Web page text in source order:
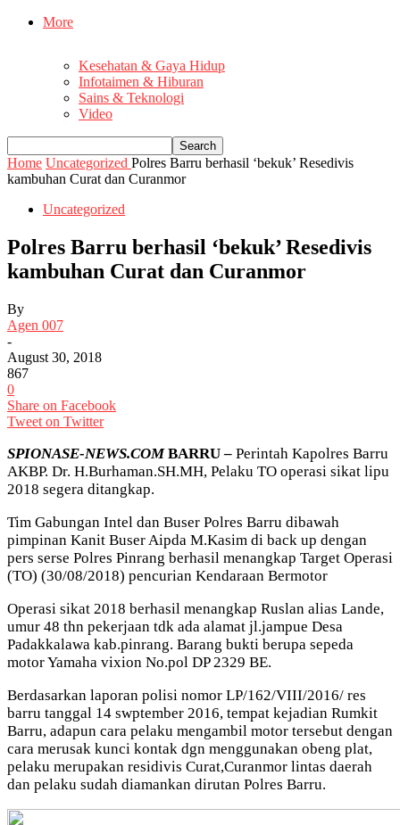
More
Kesehatan & Gaya Hidup
Infotaimen & Hiburan
Sains & Teknologi
Video
Home Uncategorized Polres Barru berhasil ‘bekuk’ Resedivis
kambuhan Curat dan Curanmor
Uncategorized
Polres Barru berhasil ‘bekuk’ Resedivis
kambuhan Curat dan Curanmor
By
Agen 007
-
August 30, 2018
867
0
Share on Facebook
Tweet on Twitter
SPIONASE-NEWS.COMBARRU – Perintah Kapolres Barru
AKBP. Dr. H.Burhaman.SH.MH, Pelaku TO operasi sikat lipu
2018 segera ditangkap.
Tim Gabungan Intel dan Buser Polres Barru dibawah
pimpinan Kanit Buser Aipda M.Kasim di back up dengan
pers serse Polres Pinrang berhasil menangkap Target Operasi
(TO) (30/08/2018) pencurian Kendaraan Bermotor
Operasi sikat 2018 berhasil menangkap Ruslan alias Lande,
umur 48 thn pekerjaan tdk ada alamat jl.jampue Desa
Padakkalawa kab.pinrang. Barang bukti berupa sepeda
motor Yamaha vixion No.pol DP 2329 BE.
Berdasarkan laporan polisi nomor LP/162/VIII/2016/ res
barru tanggal 14 swptember 2016, tempat kejadian Rumkit
Barru, adapun cara pelaku mengambil motor tersebut dengan
cara merusak kunci kontak dgn menggunakan obeng plat,
pelaku merupakan residivis Curat,Curanmor lintas daerah
dan pelaku sudah diamankan dirutan Polres Barru.